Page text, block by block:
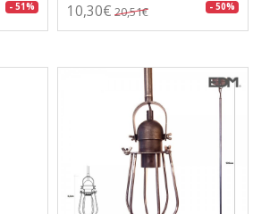
- 51% 10,30€ 20,51€ - 50%